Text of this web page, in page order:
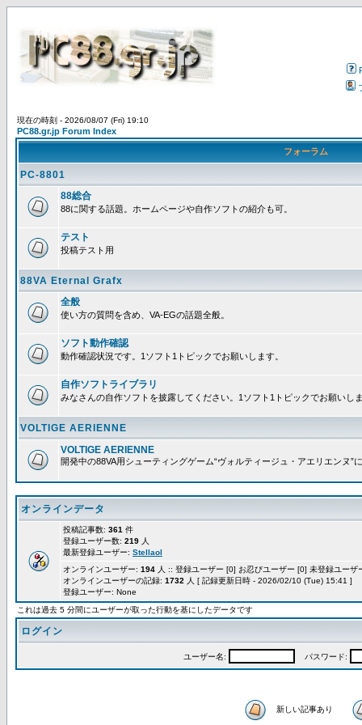
現在の時刻 - 2026/08/07 (Fri) 19:10
PC88.gr.jp Forum Index
フォーラム
PC-8801
88総合
88に関する話題。ホームページや自作ソフトの紹介も可。
テスト
投稿テスト用
88VA Eternal Grafx
全般
使い方の質問を含め、VA-EGの話題全般。
ソフト動作確認
動作確認状況です。1ソフト1トピックでお願いします。
自作ソフトライブラリ
みなさんの自作ソフトを披露してください。1ソフト1トピックでお願いし
VOLTIGE AERIENNE
VOLTIGE AERIENNE
開発中の88VA用シューティングゲーム“ヴォルティージュ・アエリエンヌ”
オンラインデータ
投稿記事数: 361 件
登録ユーザー数: 219 人
最新登録ユーザー: Stellaol
オンラインユーザー: 194 人 :: 登録ユーザー [0] お忍びユーザー [0] 未登録ユー
オンラインユーザーの記録: 1732 人 [ 記録更新日時 - 2026/02/10 (Tue) 15:41 ]
登録ユーザー: None
これは過去 5 分間にユーザーが取った行動を基にしたデータです
ログイン
ユーザー名: パスワード:
新しい記事あり